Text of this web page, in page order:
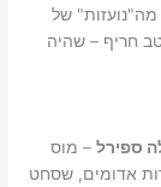
של
חריף – שהיה
ספירל – מוס
אדומים, שסחט